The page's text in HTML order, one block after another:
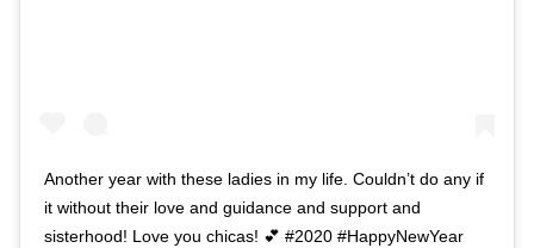
Another year with these ladies in my life. Couldn’t do any if
it without their love and guidance and support and
sisterhood! Love you chicas! 💕 #2020 #HappyNewYear